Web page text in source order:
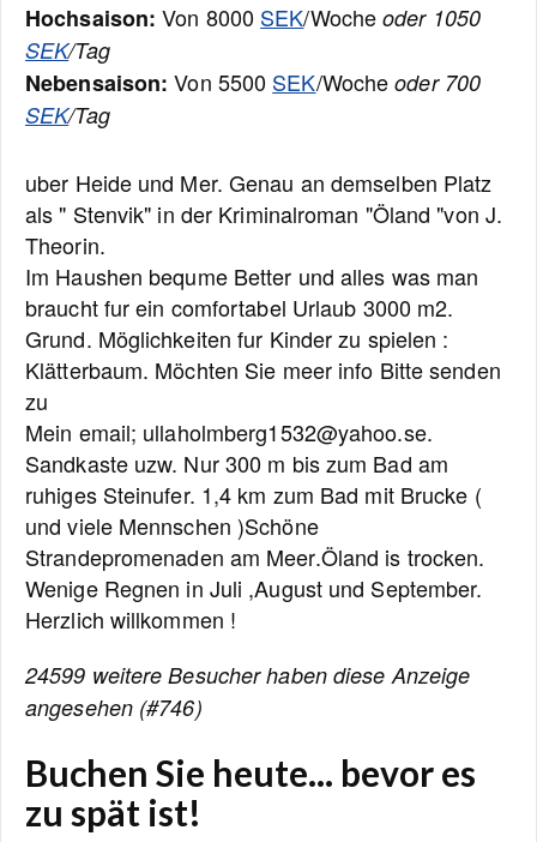
Hochsaison: Von 8000 SEK/Wocheoder 1050
SEK/Tag
Nebensaison: Von 5500 SEK/Wocheoder 700
SEK/Tag
uber Heide und Mer. Genau an demselben Platz
als " Stenvik" in der Kriminalroman "Öland "von J.
Theorin.
Im Haushen bequme Better und alles was man
braucht fur ein comfortabel Urlaub 3000 m2.
Grund. Möglichkeiten fur Kinder zu spielen :
Klätterbaum. Möchten Sie meer info Bitte senden
zu
Mein email; ullaholmberg1532@yahoo.se.
Sandkaste uzw. Nur 300 m bis zum Bad am
ruhiges Steinufer. 1,4 km zum Bad mit Brucke (
und viele Mennschen )Schöne
Strandepromenaden am Meer.Öland is trocken.
Wenige Regnen in Juli ,August und September.
Herzlich willkommen !
24599 weitere Besucher haben diese Anzeige
angesehen (#746)
Buchen Sie heute... bevor es
zu spät ist!